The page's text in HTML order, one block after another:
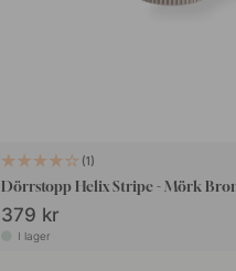
1
Dörrstopp Helix Stripe - Mörk
379 kr
I lager